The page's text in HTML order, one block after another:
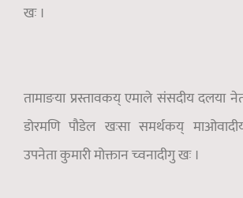
खः ।
तामाङया प्रस्तावकय् एमाले संसदीय दलया
डोरमणि पौडेल खःसा समर्थकय्
उपनेता कुमारी मोक्तान च्वनादीगु खः ।